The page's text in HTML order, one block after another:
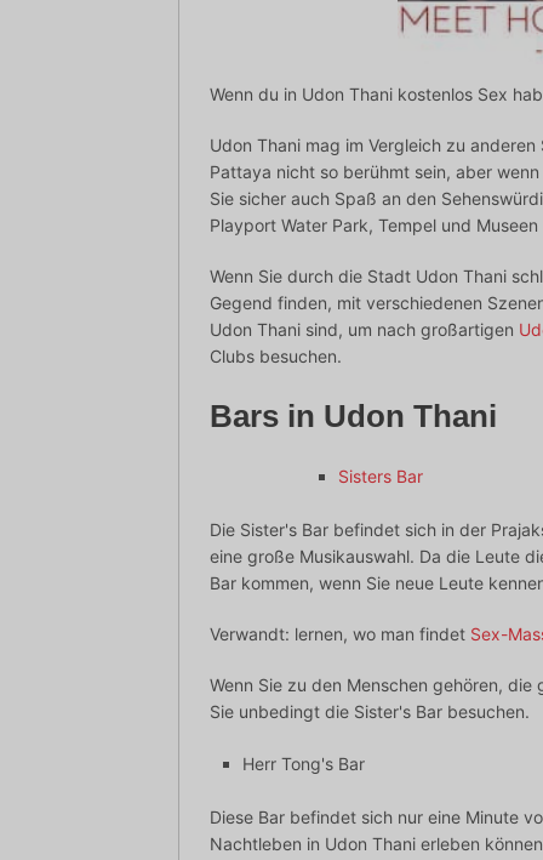
Wenn du in Udon Thani kostenlos Sex
Udon Thani mag im Vergleich zu
Pattaya nicht so berühmt sein, aber
Sie sicher auch Spaß an den
Playport Water Park, Tempel und
Wenn Sie durch die Stadt Udon Thani
Gegend finden, mit verschiedenen
Udon Thani sind, um nach großartigen
Clubs besuchen.
Bars in Udon Thani
Sisters Bar
Die Sister's Bar befindet sich in der
eine große Musikauswahl. Da die Leute
Bar kommen, wenn Sie neue Leute
Verwandt: lernen, wo man findet Sex-
Wenn Sie zu den Menschen gehören,
Sie unbedingt die Sister's Bar besuchen.
Herr Tong's Bar
Diese Bar befindet sich nur eine Minute
Nachtleben in Udon Thani erleben